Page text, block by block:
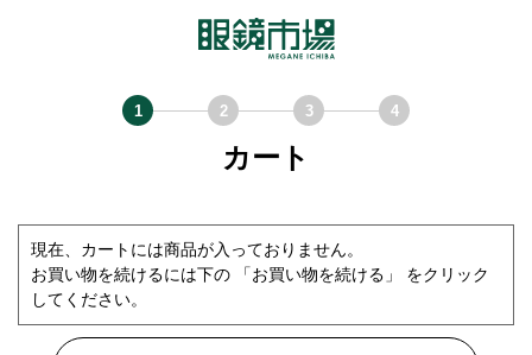
カート
現在、カートには商品が入っておりません。
お買い物を続けるには下の 「お買い物を続ける」 をクリック
してください。